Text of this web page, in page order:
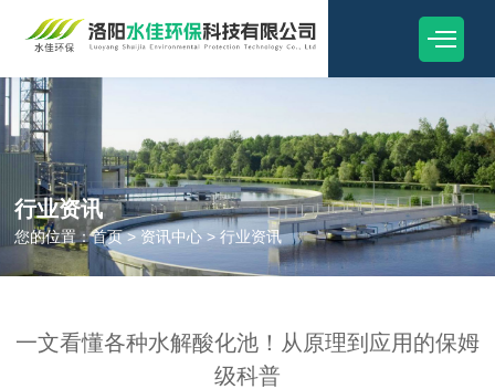
行业资讯
您的位置：首页> 资讯中心 >行业资讯
一文看懂各种水解酸化池！从原理到应用的保姆
级科普